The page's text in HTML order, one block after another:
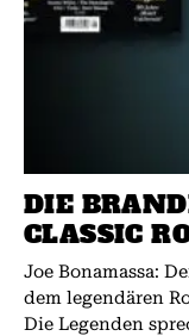
DIE
CLASSIC
Joe Bonamassa:
dem legendären Rory
Die Legenden